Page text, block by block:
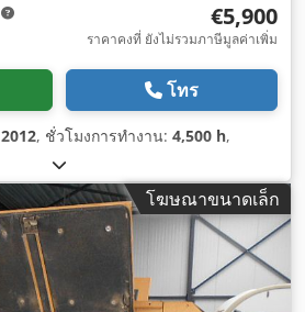
€5,900
ราคาคงที่ ยังไม่รวมภาษีมูลค่าเพิ่ม
โทร
2012, ชั่วโมงการทำงาน: 4,500 h,
โฆษณาขนาดเล็ก